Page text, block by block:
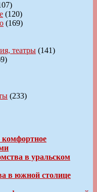
(120)
(169)
театры (141)
(233)
в уральском
в южной столице